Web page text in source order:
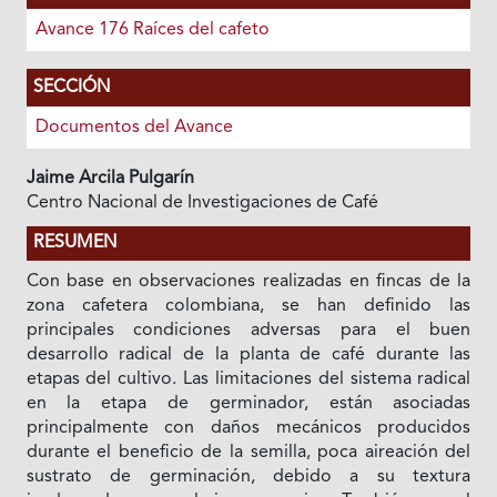
Avance 176 Raíces del cafeto
SECCIÓN
Documentos del Avance
Jaime Arcila Pulgarín
Centro Nacional de Investigaciones de Café
RESUMEN
Con base en observaciones realizadas en fincas de la
zona cafetera colombiana, se han definido las
principales condiciones adversas para el buen
desarrollo radical de la planta de café durante las
etapas del cultivo. Las limitaciones del sistema radical
en la etapa de germinador, están asociadas
principalmente con daños mecánicos producidos
durante el beneficio de la semilla, poca aireación del
sustrato de germinación, debido a su textura